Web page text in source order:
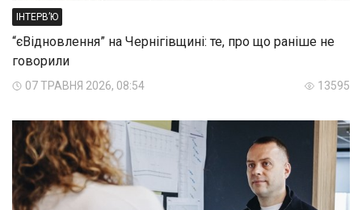
ІНТЕРВ’Ю
“єВідновлення” на Чернігівщині: те, про що раніше не
говорили
07 ТРАВНЯ 2026, 08:54 13595